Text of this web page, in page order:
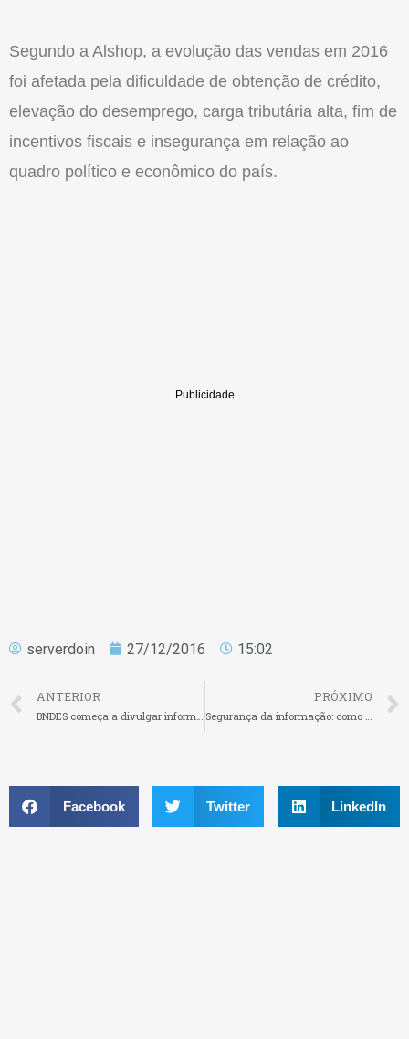
Segundo a Alshop, a evolução das vendas em 2016
foi afetada pela dificuldade de obtenção de crédito,
elevação do desemprego, carga tributária alta, fim de
incentivos fiscais e insegurança em relação ao
quadro político e econômico do país.
serverdoin 27/12/2016 15:02
ANTERIOR PRÓXIMO
Facebook Twitter LinkedIn